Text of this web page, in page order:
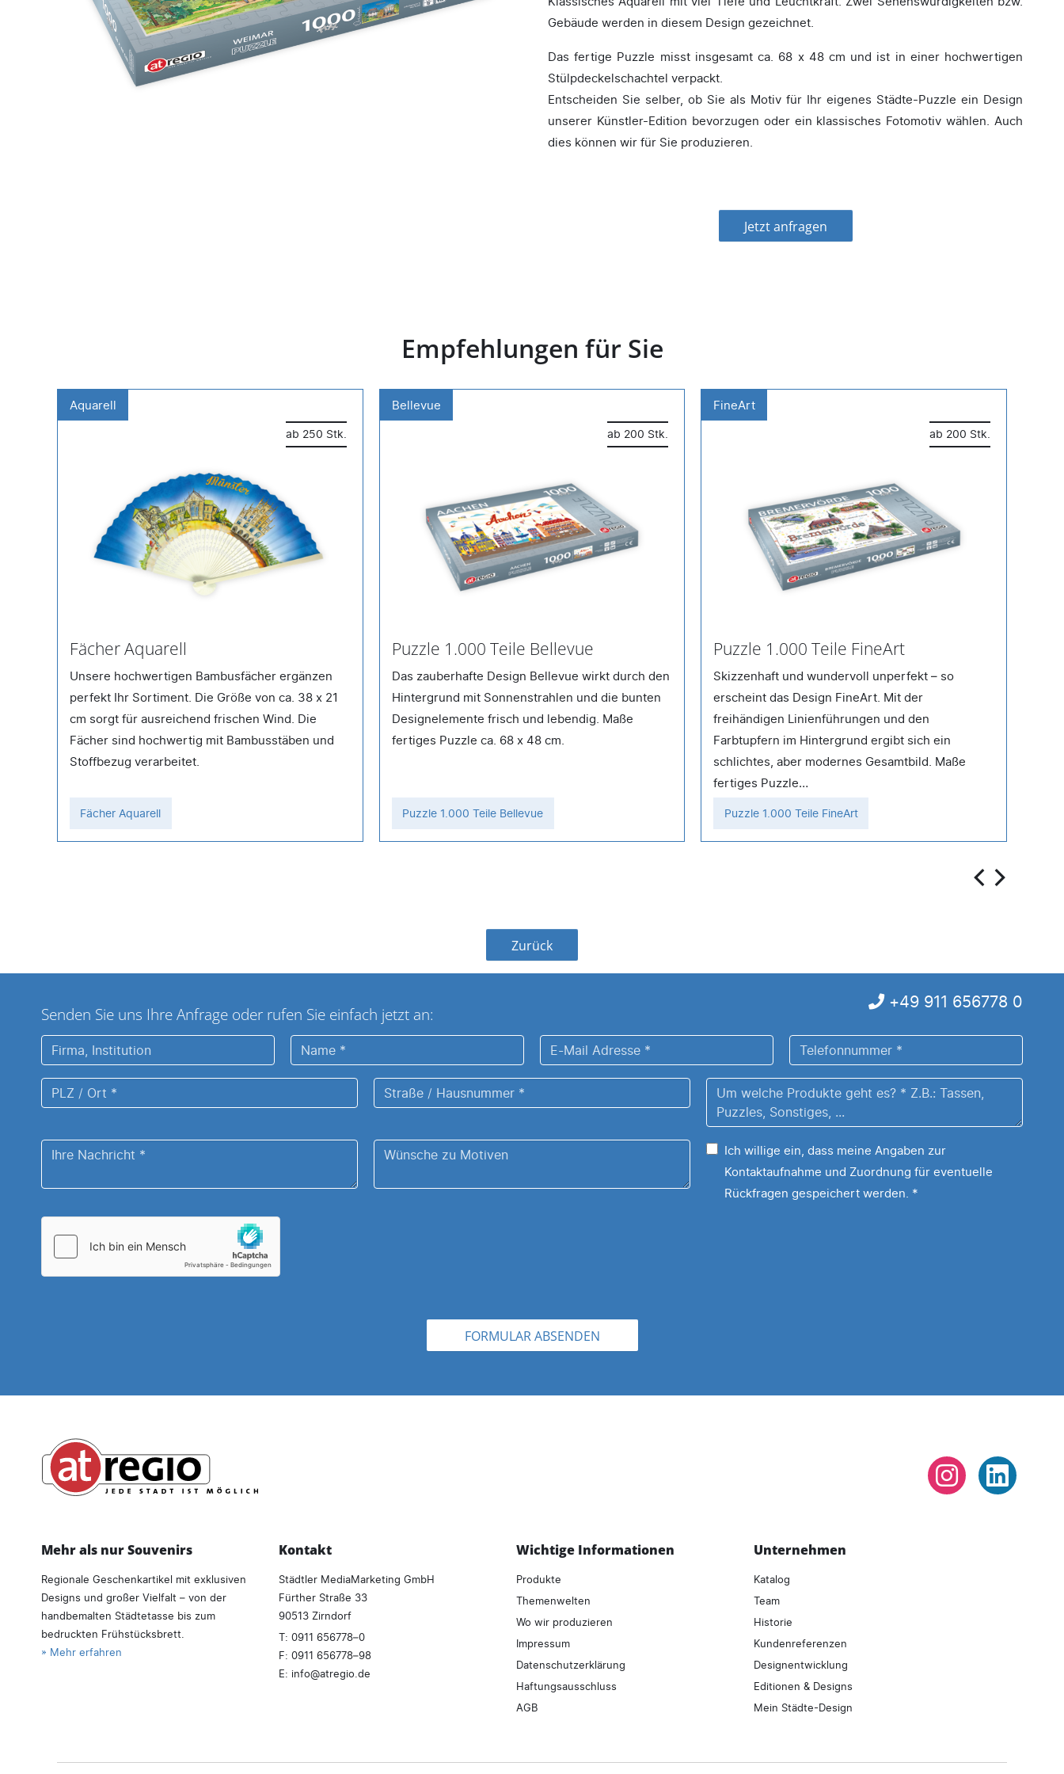
Gebäude werden in diesem Design gezeichnet.
Das fertige Puzzle misst insgesamt ca. 68 x 48 cm und ist in einer hochwertigen
Stülpdeckelschachtel verpackt.
Entscheiden Sie selber, ob Sie als Motiv für Ihr eigenes Städte-Puzzle ein Design
unserer Künstler-Edition bevorzugen oder ein klassisches Fotomotiv wählen. Auch
dies können wir für Sie produzieren.
Jetzt anfragen
Empfehlungen für Sie
Aquarell
ab 250 Stk.
Fächer Aquarell
Unsere hochwertigen Bambusfächer ergänzen
perfekt Ihr Sortiment. Die Größe von ca. 38 x 21
cm sorgt für ausreichend frischen Wind. Die
Fächer sind hochwertig mit Bambusstäben und
Stoffbezug verarbeitet.
Fächer Aquarell
Bellevue
ab 200 Stk.
Puzzle 1.000 Teile Bellevue
Das zauberhafte Design Bellevue wirkt durch den
Hintergrund mit Sonnenstrahlen und die bunten
Designelemente frisch und lebendig. Maße
fertiges Puzzle ca. 68 x 48 cm.
Puzzle 1.000 Teile Bellevue
FineArt
ab 200 Stk.
Puzzle 1.000 Teile FineArt
Skizzenhaft und wundervoll unperfekt – so
erscheint das Design FineArt. Mit der
freihändigen Linienführungen und den
Farbtupfern im Hintergrund ergibt sich ein
schlichtes, aber modernes Gesamtbild. Maße
fertiges Puzzle…
Puzzle 1.000 Teile FineArt
Zurück
Senden Sie uns Ihre Anfrage oder rufen Sie einfach jetzt an:
+49 911 656778 0
Firma,
Institution
Name
*
E-
Mail
*
Telefonnummer
*
PLZ
/
Straße
/
Um
welche
Produkte
geht
Z.B.:
Ihre
*
Wünsche
Ihrem
Ich willige ein, dass meine Angaben zur
Kontaktaufnahme und Zuordnung für eventuelle
Rückfragen gespeichert werden. *
FORMULAR ABSENDEN
Instagram LinkedIn
Mehr als nur Souvenirs
Regionale Geschenkartikel mit exklusiven
Designs und großer Vielfalt – von der
handbemalten Städtetasse bis zum
bedruckten Frühstücksbrett.
» Mehr erfahren
Kontakt
Städtler MediaMarketing GmbH
Fürther Straße 33
90513 Zirndorf
T: 0911 656778–0
F: 0911 656778–98
E: info atregio.de
Wichtige Informationen
Produkte
Themenwelten
Wo wir produzieren
Impressum
Datenschutzerklärung
Haftungsausschluss
AGB
Unternehmen
Katalog
Team
Historie
Kundenreferenzen
Designentwicklung
Editionen & Designs
Mein Städte-Design